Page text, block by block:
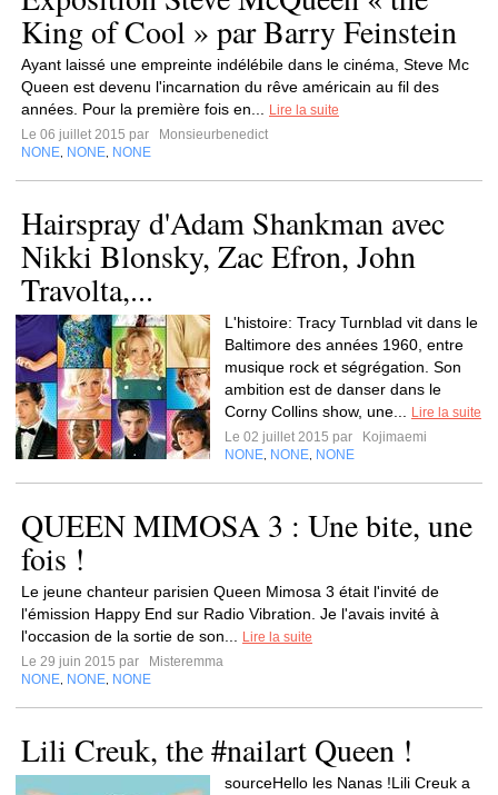
King of Cool » par Barry Feinstein
Ayant laissé une empreinte indélébile dans le cinéma, Steve Mc
Queen est devenu l'incarnation du rêve américain au fil des
années. Pour la première fois en...
Lire la suite
Le 06 juillet 2015 par
Monsieurbenedict
NONE NONE NONE
Hairspray d'Adam Shankman avec
Nikki Blonsky, Zac Efron, John
Travolta,...
L'histoire: Tracy Turnblad vit dans le
Baltimore des années 1960, entre
musique rock et ségrégation. Son
ambition est de danser dans le
Corny Collins show, une...
Lire la suite
Le 02 juillet 2015 par
Kojimaemi
NONE NONE NONE
QUEEN MIMOSA 3 : Une bite, une
fois !
Le jeune chanteur parisien Queen Mimosa 3 était l'invité de
l'émission Happy End sur Radio Vibration. Je l'avais invité à
l'occasion de la sortie de son...
Lire la suite
Le 29 juin 2015 par
Misteremma
NONE NONE NONE
Lili Creuk, the #nailart Queen !
sourceHello les Nanas !Lili Creuk a